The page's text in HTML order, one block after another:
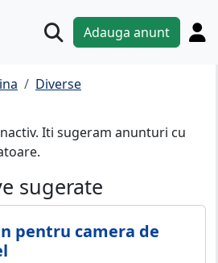
Adauga anunt
Diverse
Iti sugeram anunturi cu
sugerate
pentru camera de